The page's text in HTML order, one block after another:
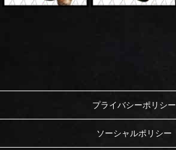
プライバシーポリシー
ソーシャルポリシー